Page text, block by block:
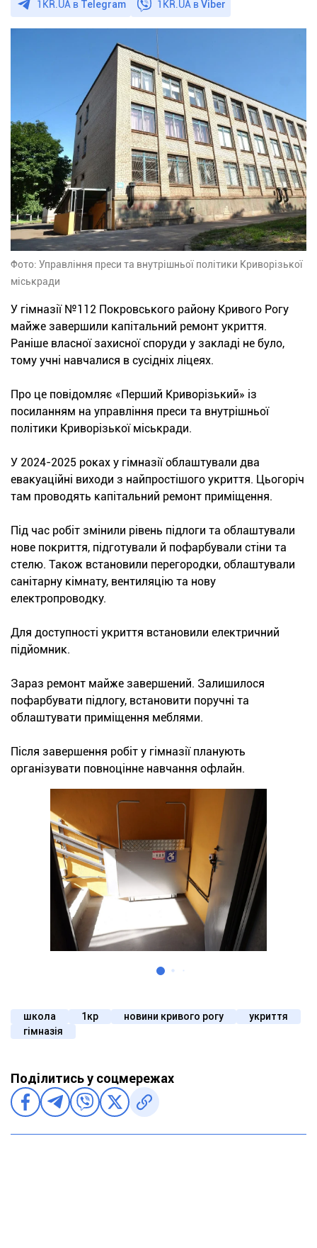
1KR.UA в Telegram 1KR.UA вViber
Фото: Управління преси та внутрішньої політики Криворізької
міськради
У гімназії №112 Покровського району Кривого Рогу
майже завершили капітальний ремонт укриття.
Раніше власної захисної споруди у закладі не було,
тому учні навчалися в сусідніх ліцеях.
Про це повідомляє «Перший Криворізький» із
посиланням на управління преси та внутрішньої
політики Криворізької міськради.
У 2024-2025 роках у гімназії облаштували два
евакуаційні виходи з найпростішого укриття. Цьогоріч
там проводять капітальний ремонт приміщення.
Під час робіт змінили рівень підлоги та облаштували
нове покриття, підготували й пофарбували стіни та
стелю. Також встановили перегородки, облаштували
санітарну кімнату, вентиляцію та нову
електропроводку.
Для доступності укриття встановили електричний
підйомник.
Зараз ремонт майже завершений. Залишилося
пофарбувати підлогу, встановити поручні та
облаштувати приміщення меблями.
Після завершення робіт у гімназії планують
організувати повноцінне навчання офлайн.
школа 1кр новини кривого рогу
укриття
гімназія
Поділитись у соцмережах